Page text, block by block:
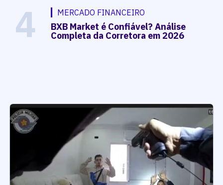
4 MERCADO FINANCEIRO
BXB Market é Confiável? Análise
Completa da Corretora em 2026